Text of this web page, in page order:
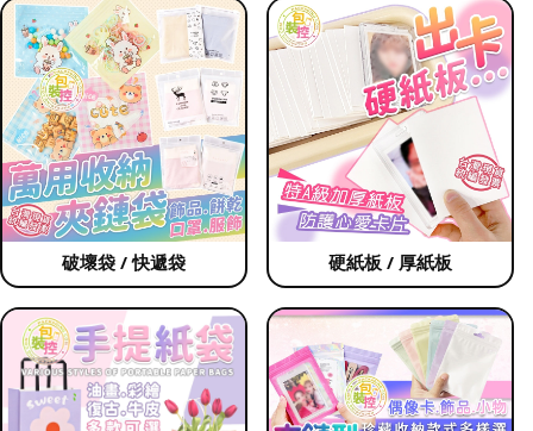
破壞袋 / 快遞袋 硬紙板 / 厚紙板